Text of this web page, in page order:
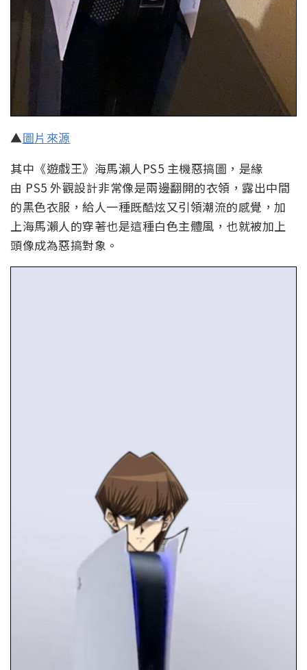
▲圖片來源
其中《遊戲王》海馬瀨人PS5 主機惡搞圖，是緣
由 PS5 外觀設計非常像是兩邊翻開的衣領，露出中間
的黑色衣服，給人一種既酷炫又引領潮流的感覺，加
上海馬瀨人的穿著也是這種白色主體風，也就被加上
頭像成為惡搞對象。